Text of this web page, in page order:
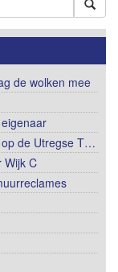
de wolken mee
op de Utregse T…
Wijk C